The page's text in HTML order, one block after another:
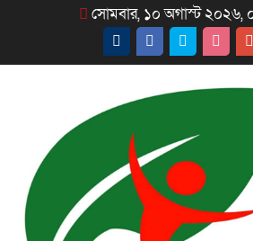
সোমবার, ১০ অগাস্ট ২০২৬,